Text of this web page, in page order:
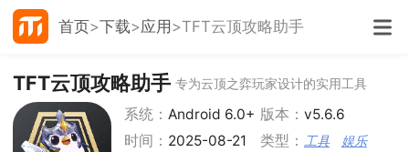
首页 下载 应用 TFT云顶攻略助手
TFT云顶攻略助手 专为云顶之弈玩家设计的实用工具
系统：Android 6.0+ 版本： v5.6.6
时间： 2025-08-21 类型： 工具 娱乐